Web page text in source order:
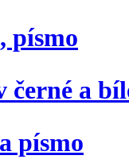
písmo
černé a
písmo